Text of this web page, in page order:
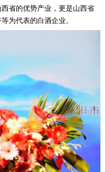
省的优势产业，更是山西省
为代表的白酒企业。